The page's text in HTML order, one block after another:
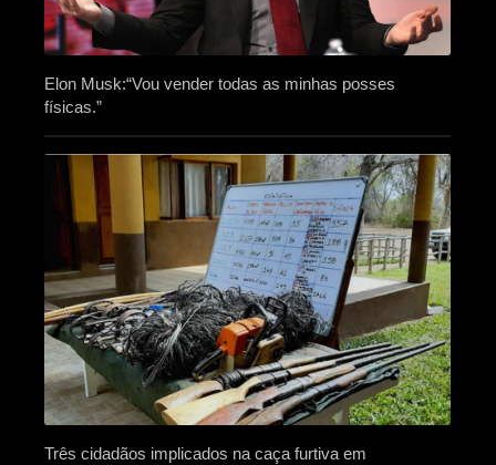
Elon Musk:“Vou vender todas as minhas posses
físicas.”
Três cidadãos implicados na caça furtiva em